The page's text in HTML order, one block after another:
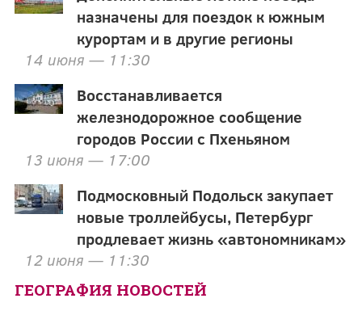
назначены для поездок к южным
курортам и в другие регионы
14 июня — 11:30
Восстанавливается
железнодорожное сообщение
городов России с Пхеньяном
13 июня — 17:00
Подмосковный Подольск закупает
новые троллейбусы, Петербург
продлевает жизнь «автономникам»
12 июня — 11:30
ГЕОГРАФИЯ НОВОСТЕЙ